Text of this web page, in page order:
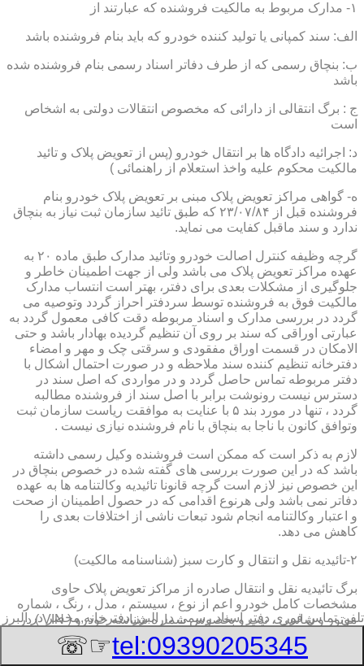
۱- مدارک مربوط به مالکیت فروشنده که عبارتند از
الف: سند کمپانی یا تولید کننده خودرو که باید بنام فروشنده باشد
ب: بنچاق رسمی که از طرف دفاتر اسناد رسمی بنام فروشنده شده
باشد
ج : برگ انتقالی از دارائی که مخصوص انتقالات دولتی به اشخاص
است
د: اجرائیه دادگاه ها بر انتقال خودرو (پس از تعویض پلاک و تائید
مالکیت محکوم علیه واخذ استعلام از راهنمائی )
ه- گواهی مراکز تعویض پلاک مبنی بر تعویض پلاک خودرو بنام
فروشنده قبل از ۲۳/۰۷/۸۴ که طبق تائید سازمان ثبت نیاز به بنچاق
ندارد و سند ماقبل کفایت می نماید.
گرچه وظیفه کنترل اصالت خودرو وتائید مدارک طبق ماده ۲۰ به
عهده مراکز تعویض پلاک می باشد ولی از جهت اطمینان خاطر و
جلوگیری از مشکلات بعدی برای دفتر، بهتر است انتساب مدارک
مالکیت فوق به فروشنده توسط سردفتر احراز گردد وتوصیه می
گردد در بررسی مدارک و اسناد مربوطه دقت کافی معمول گردد به
عبارتی اوراقی که سند بر روی آن تنظیم گردیده بهادار باشد و حتی
الامکان در قسمت اوراق مفقودی و سرقتی چک و مهر و امضاء
دفترخانه تنظیم کننده سند ملاحظه و در صورت احتمال اشکال با
دفتر مربوطه تماس حاصل گردد و در مواردی که اصل سند در
دسترس نیست رونوشت برابر با اصل سند از فروشنده مطالبه
گردد ، تنها در مورد بند ۵ با عنایت به موافقت ریاست سازمان ثبت
وتوافق کانون با ناجا به بنچاق با نام فروشنده نیازی نیست .
لازم به ذکر است که ممکن است فروشنده وکیل رسمی داشته
باشد که در این صورت بررسی های گفته شده در خصوص بنچاق در
این خصوص نیز لازم است گرچه قانونا تائیدیه وکالتنامه ها به عهده
دفاتر نمی باشد ولی هرنوع اقدامی که در حصول اطمینان از صحت
و اعتبار وکالتنامه انجام شود تبعات ناشی از اختلافات بعدی را
کاهش می دهد.
۲-تائیدیه نقل و انتقال و کارت سبز (شناسنامه مالکیت)
برگ تائیدیه نقل و انتقال صادره از مراکز تعویض پلاک حاوی
مشخصات کامل خودرو اعم از نوع ، سیستم ، مدل ، رنگ ، شماره
موتور و شاسی ، تیپ و بخصوس شماره شناسه خودرو ( VIN ) در
صدر صفحه و مشخصات فروشنده و خریدار اعم از مشخصات
سجلی و شماره ملی و کدپستی و آدرس و شماره انتظامی
تلفن تماس فوری دفتر اسناد رسمی در البرز,دفترخانه,محضر در البرز
tel:09390205345
☞☏